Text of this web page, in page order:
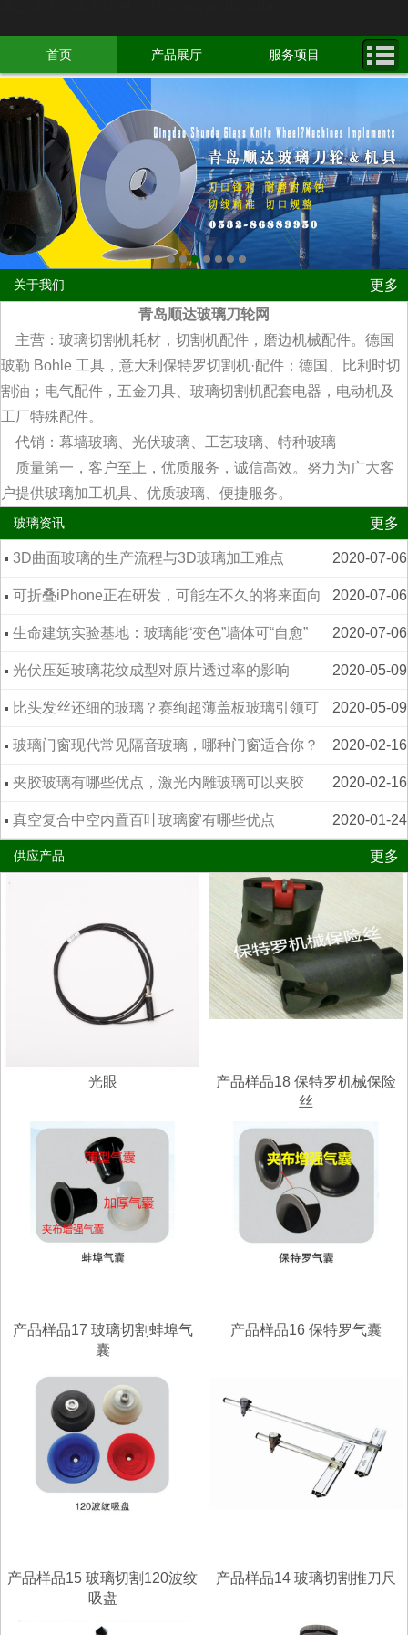
首页 产品展厅 服务项目
预订产品
文化艺术 品质生活
关于我们
更多
青岛顺达玻璃刀轮网
主营：玻璃切割机耗材，切割机配件，磨边机械配件。德国
玻勒 Bohle 工具，意大利保特罗切割机·配件；德国、比利时切
割油；电气配件，五金刀具、玻璃切割机配套电器，电动机及
工厂特殊配件。
代销：幕墙玻璃、光伏玻璃、工艺玻璃、特种玻璃
质量第一，客户至上，优质服务，诚信高效。努力为广大客
户提供玻璃加工机具、优质玻璃、便捷服务。
玻璃资讯 更多
2020-07-06
3D曲面玻璃的生产流程与3D玻璃加工难点
2020-07-06
可折叠iPhone正在研发，可能在不久的将来面向
大众 2020-07-06
生命建筑实验基地：玻璃能“变色”墙体可“自愈”
2020-05-09
光伏压延玻璃花纹成型对原片透过率的影响
2020-05-09
比头发丝还细的玻璃？赛绚超薄盖板玻璃引领可
折叠手机新潮流 2020-02-16
玻璃门窗现代常见隔音玻璃，哪种门窗适合你？
2020-02-16
夹胶玻璃有哪些优点，激光内雕玻璃可以夹胶
吗？ 2020-01-24
真空复合中空内置百叶玻璃窗有哪些优点
供应产品 更多
光眼
产品样品18 保特罗机械保险
丝
产品样品17 玻璃切割蚌埠气
囊
产品样品16 保特罗气囊
产品样品15 玻璃切割120波纹
吸盘
产品样品14 玻璃切割推刀尺